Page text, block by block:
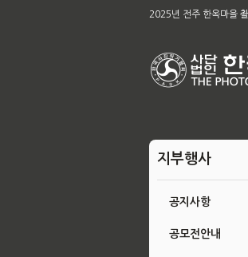
2025년 전주 한옥마을
제58회 전북특별자치도
제63회 전국회원작품 지
[공지]2025 전주한옥마
지부행사
공지사항
공모전안내